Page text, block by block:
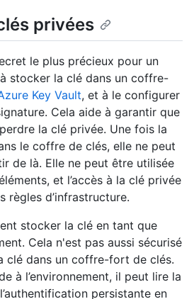
privées
le plus précieux pour un
stocker la clé dans un coffre-
Key Vault, et à le configurer
Cela aide à garantir que
la clé privée. Une fois la
le coffre de clés, elle ne peut
de là. Elle ne peut être utilisée
et l’accès à la clé privée
règles d’infrastructure.
stocker la clé en tant que
Cela n'est pas aussi sécurisé
clé dans un coffre-fort de clés.
à l’environnement, il peut lire la
persistante en